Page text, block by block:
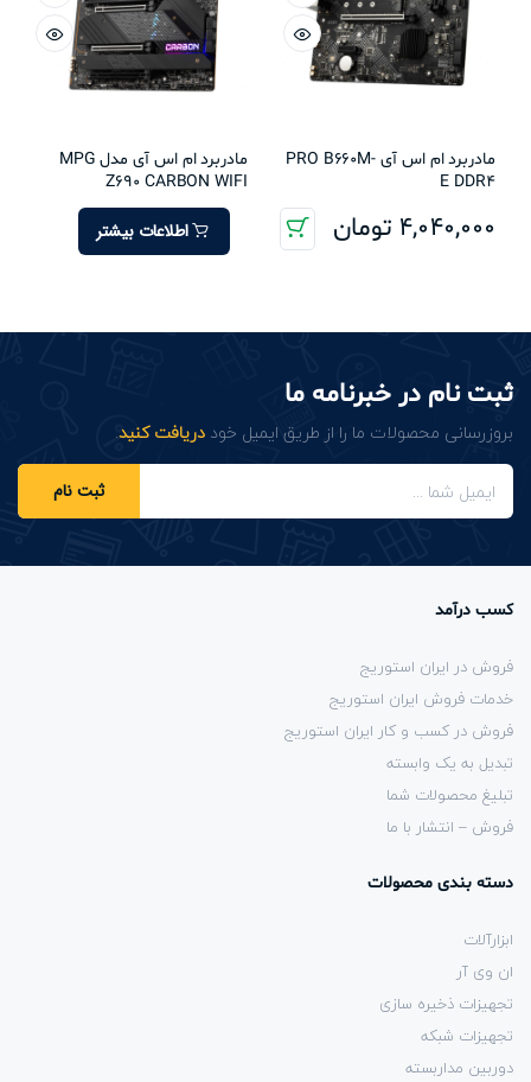
مادربرد ام اس آی PRO B660M-
E DDR4
4,040,000 تومان
مادربرد ام اس آی مدل MPG
Z690 CARBON WIFI
اطلاعات بیشتر
ثبت نام در خبرنامه ما
بروزرسانی محصولات ما را از طریق ایمیل خود دریافت کنید.
ثبت نام
کسب درآمد
فروش در ایران استوریج
خدمات فروش ایران استوریج
فروش در کسب و کار ایران استوریج
تبدیل به یک وابسته
تبلیغ محصولات شما
فروش – انتشار با ما
دسته بندی محصولات
ابزارآلات
ان وی آر
تجهیزات ذخیره سازی
تجهیزات شبکه
دوربین مداربسته